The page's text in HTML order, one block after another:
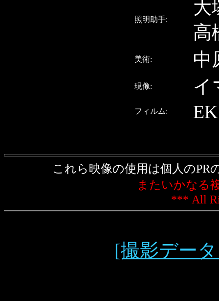
照明助手:
大
高
美術: 中
現像: イ
フィルム:
これら映像の使用は個人のPR
またいかなる
*** All
[撮影デー